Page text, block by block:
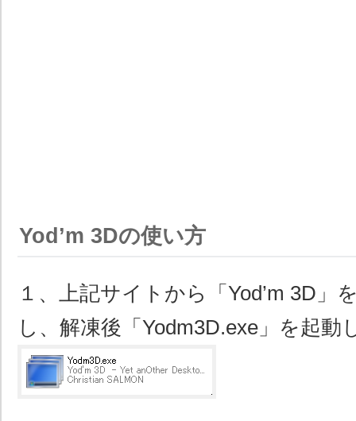
Yod’m 3Dの使い方
１、上記サイトから「Yod’m 3D」
し、解凍後「Yodm3D.exe」を起動